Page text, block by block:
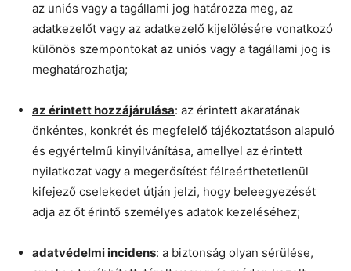
az uniós vagy a tagállami jog határozza meg, az
adatkezelőt vagy az adatkezelő kijelölésére vonatkozó
különös szempontokat az uniós vagy a tagállami jog is
meghatározhatja;
az érintett hozzájárulása: az érintett akaratának
önkéntes, konkrét és megfelelő tájékoztatáson alapuló
és egyértelmű kinyilvánítása, amellyel az érintett
nyilatkozat vagy a megerősítést félreérthetetlenül
kifejező cselekedet útján jelzi, hogy beleegyezését
adja az őt érintő személyes adatok kezeléséhez;
adatvédelmi incidens: a biztonság olyan sérülése,